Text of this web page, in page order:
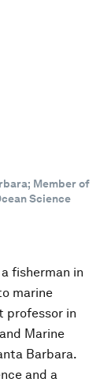
Member of
Science
fisherman in
marine
professor in
Marine
Barbara.
and a